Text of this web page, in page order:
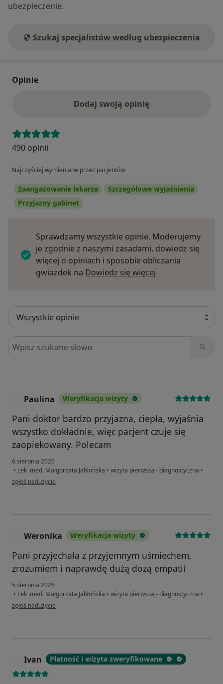
ubezpieczenie.
Szukaj specjalistów według ubezpieczenia
Opinie
Dodaj swoją opinię
490 opinii
Najczęściej wymieniane przez pacjentów
Zaangażowanie lekarza
Szczegółowe wyjaśnienia
Przyjazny gabinet
Sprawdzamy wszystkie opinie. Moderujemy
je zgodnie z naszymi zasadami, dowiedz się
więcej o opiniach i sposobie obliczania
gwiazdek na Dowiedz się więcej
Szukaj w opiniach
Paulina Weryfikacja wizyty
Pani doktor bardzo przyjazna, ciepła, wyjaśnia
wszystko dokładnie, więc pacjent czuje się
zaopiekowany. Polecam
6 sierpnia 2026
• Lek .med. Małgorzata Jabłońska • wizyta pierwsza - diagnostyczna •
w opinii użytkownika Paulina
zgłoś nadużycie
Weronika Weryfikacja wizyty
Pani przyjechała z przyjemnym uśmiechem,
zrozumiem i naprawdę dużą dozą empatii
5 sierpnia 2026
• Lek .med. Małgorzata Jabłońska • wizyta pierwsza - diagnostyczna •
w opinii użytkownika Weronika
zgłoś nadużycie
Ivan Płatność i wizyta zweryfikowane